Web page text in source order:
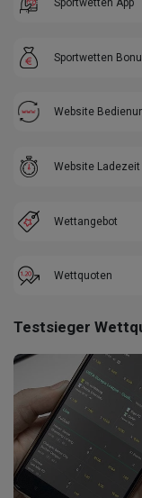
Sportwetten
Website
Website Ladezeit
Wettangebot
Wettquoten
Testsieger